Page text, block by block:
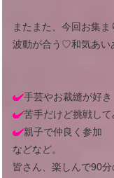
またまた、今回お集ま
波動が合う♡和気あい
手芸やお裁縫が好き
苦手だけど挑戦して
親子で仲良く参加
などなど。
皆さん、楽しんで90分